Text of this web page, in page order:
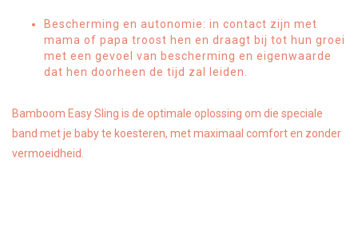
Bescherming en autonomie: in contact zijn met
mama of papa troost hen en draagt bij tot hun groei
met een gevoel van bescherming en eigenwaarde
dat hen doorheen de tijd zal leiden.
Bamboom Easy Sling is de optimale oplossing om die speciale
band met je baby te koesteren, met maximaal comfort en zonder
vermoeidheid.